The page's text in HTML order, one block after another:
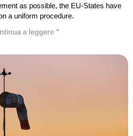
as possible, the EU-States have
a uniform procedure.
a leggere "